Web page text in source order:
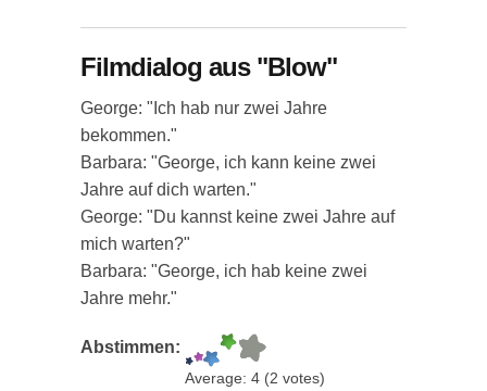
Filmdialog aus "Blow"
George: "Ich hab nur zwei Jahre
bekommen."
Barbara: "George, ich kann keine zwei
Jahre auf dich warten."
George: "Du kannst keine zwei Jahre auf
mich warten?"
Barbara: "George, ich hab keine zwei
Jahre mehr."
Abstimmen:
Average: 4 (2 votes)